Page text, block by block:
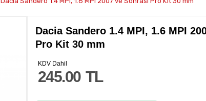
Dacia Sandero 1.4 MPI, 1.6 MPI
Pro Kit 30 mm
245.00 TL
KDV Dahil